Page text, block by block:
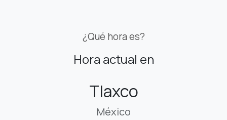
¿Qué hora es?
Hora actual en
Tlaxco
México